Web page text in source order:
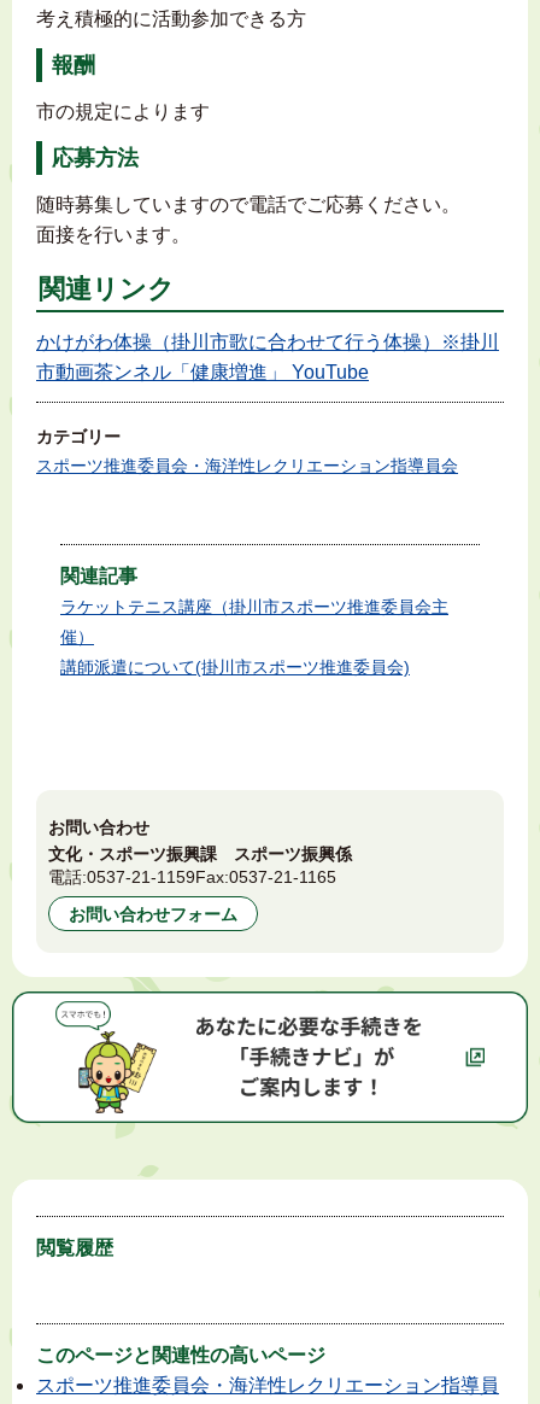
考え積極的に活動参加できる方
報酬
市の規定によります
応募方法
随時募集していますので電話でご応募ください。
面接を行います。
関連リンク
かけがわ体操（掛川市歌に合わせて行う体操）※掛川
市動画茶ンネル「健康増進」 YouTube
カテゴリー
スポーツ推進委員会・海洋性レクリエーション指導員会
関連記事
ラケットテニス講座（掛川市スポーツ推進委員会主
催）
講師派遣について(掛川市スポーツ推進委員会)
お問い合わせ
文化・スポーツ振興課 スポーツ振興係
電話:0537-21-1159Fax:0537-21-1165
お問い合わせフォーム
閲覧履歴
このページと 関連性の高いページ
スポーツ推進委員会・海洋性レクリエーション指導員